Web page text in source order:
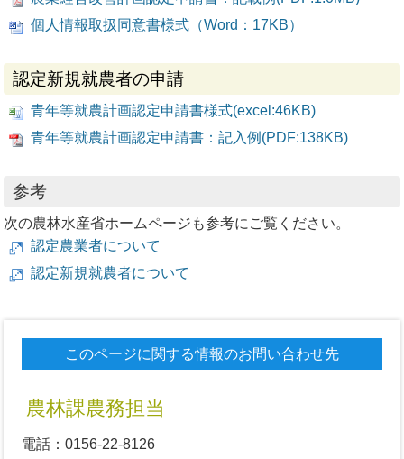
個人情報取扱同意書様式（Word：17KB）
認定新規就農者の申請
青年等就農計画認定申請書様式(excel:46KB)
青年等就農計画認定申請書：記入例(PDF:138KB)
参考
次の農林水産省ホームページも参考にご覧ください。
認定農業者について
認定新規就農者について
このページに関する情報のお問い合わせ先
農林課農務担当
電話：0156-22-8126